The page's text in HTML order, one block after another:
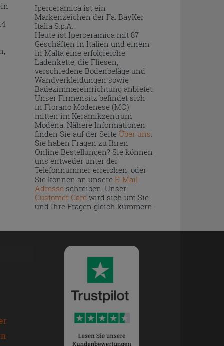
Iperceramica ist ein
Markenzeichen der Fa. BayKer
Italia S.p.A..
Heute ist Iperceramica mit 87
Geschäften in Italien und einem
in Malta eine erfolgreiche
Ladenkette, die Fliesen,
verschiedene Bodenbeläge und
Wandverkleidungen sowie
Badezimmereinrichtung anbietet.
Unser Firmensitz befindet sich
in Fiorano Modenese (MO)
mitten im Keramikzentrum
Modena. Nähere Informationen
finden Sie auf der Seite Über uns.
Sie haben Fragen zu Ihren
Online Bestellungen? Sie können
uns entweder unter der
Telefonnummer erreichen, oder
Sie können an unsere E-Mail
Adresseschreiben. Unser
Customer Carewird sich um Sie
und Ihre Fragen gleich kümmern.